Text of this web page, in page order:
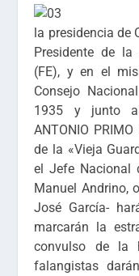
la presidencia de
Presidente de la
(FE), y en el
Consejo
1935 y junto
ANTONIO
de la «Vieja
el Jefe Nacional
Manuel Andrino,
José García-
marcarán la
convulso de la
falangistas